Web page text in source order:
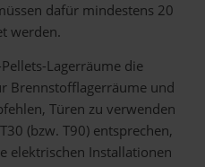
dafür mindestens 20
werden.
Lagerräume die
Brennstofflagerräume und
Türen zu verwenden
(bzw. T90) entsprechen,
elektrischen Installationen